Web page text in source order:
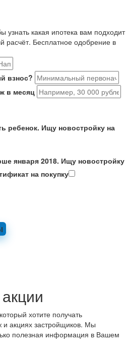
узнать какая ипотека вам подходит
расчёт. Бесплатное одобрение в
взнос?
в месяц
ребенок. Ищу новостройку на
января 2018. Ищу новостройку
на покупку
хотите получать
акциях застройщиков. Мы
полезная информация в Вашем